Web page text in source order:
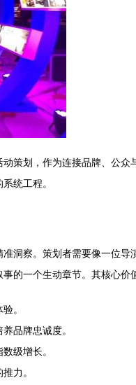
策划，作为连接品牌、公
统工程。
洞察。策划者需要像一位
的一个生动章节。其核心价
。
品牌忠诚度。
级增长。
力。